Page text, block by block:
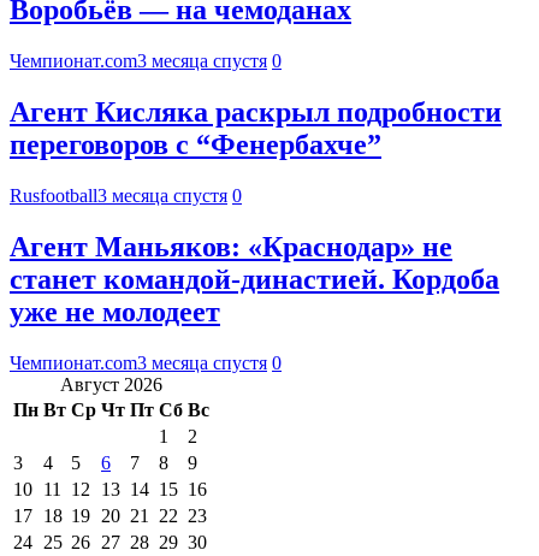
Воробьёв — на чемоданах
Чемпионат.com3 месяца спустя 0
Агент Кисляка раскрыл подробности
переговоров с “Фенербахче”
Rusfootball3 месяца спустя 0
Агент Маньяков: «Краснодар» не
станет командой-династией. Кордоба
уже не молодеет
Чемпионат.com3 месяца спустя 0
Август 2026
Пн Вт Ср Чт Пт Сб Вс
1
2
3
4 5 6 7 8
9
10 11 12 13 14 15 16
17 18 19 20 21 22 23
24 25 26 27 28 29 30